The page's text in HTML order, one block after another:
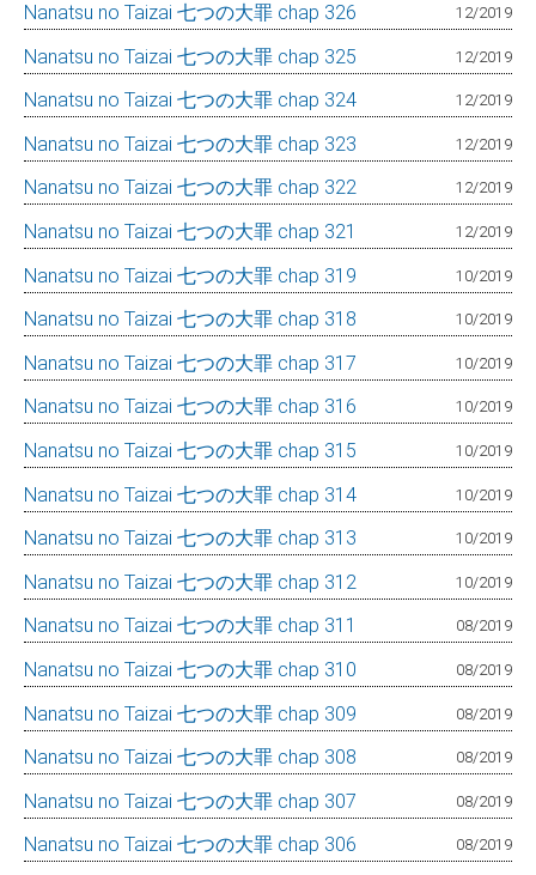
Nanatsu no Taizai 七つの大罪 chap 326 12/2019
Nanatsu no Taizai 七つの大罪 chap 325 12/2019
Nanatsu no Taizai 七つの大罪 chap 324 12/2019
Nanatsu no Taizai 七つの大罪 chap 323 12/2019
Nanatsu no Taizai 七つの大罪 chap 322 12/2019
Nanatsu no Taizai 七つの大罪 chap 321 12/2019
Nanatsu no Taizai 七つの大罪 chap 319 10/2019
Nanatsu no Taizai 七つの大罪 chap 318 10/2019
Nanatsu no Taizai 七つの大罪 chap 317 10/2019
Nanatsu no Taizai 七つの大罪 chap 316 10/2019
Nanatsu no Taizai 七つの大罪 chap 315 10/2019
Nanatsu no Taizai 七つの大罪 chap 314 10/2019
Nanatsu no Taizai 七つの大罪 chap 313 10/2019
Nanatsu no Taizai 七つの大罪 chap 312 10/2019
Nanatsu no Taizai 七つの大罪 chap 311 08/2019
Nanatsu no Taizai 七つの大罪 chap 310 08/2019
Nanatsu no Taizai 七つの大罪 chap 309 08/2019
Nanatsu no Taizai 七つの大罪 chap 308 08/2019
Nanatsu no Taizai 七つの大罪 chap 307 08/2019
Nanatsu no Taizai 七つの大罪 chap 306 08/2019